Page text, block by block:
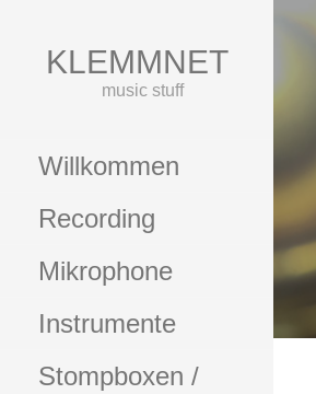
KLEMMNET
music stuff
Willkommen
Recording
Mikrophone
Instrumente
Stompboxen /